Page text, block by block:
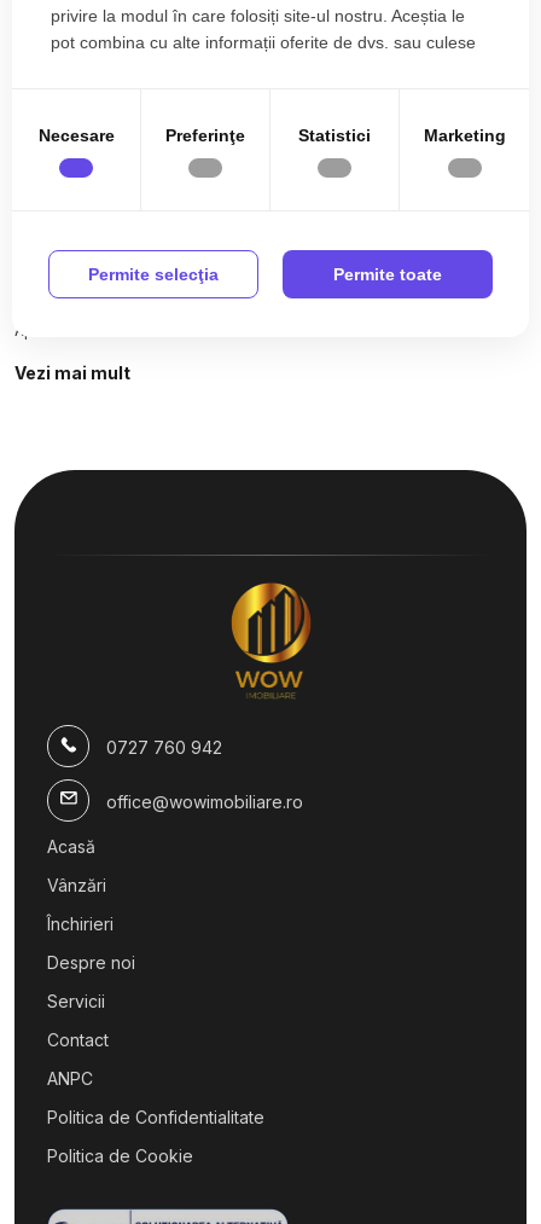
2200mp
Zone de top terenuri de vanzare
Apartamente de vanzare
Apartamente de vanzare in Sibiu
Apartamente de vanzare in Sibiu Selimbar
Case de vanzare
Case de vanzare in Sibiu
Case de vanzare in Sibiu Tineretului
Case de vanzare in Sibiu Calea Cisnadiei - Arhitectilor
Terenuri de vanzare in Sibiu
Terenuri de vanzare in Sibiu Lazaret
Spatii comerciale de vanzare
Vezi mai mult
0727 760 942
office@wowimobiliare.ro
Acasă
Vânzări
Închirieri
Despre noi
Servicii
Contact
ANPC
Politica de Confidentialitate
Politica de Cookie
privire la modul în care folosiți site-ul nostru. Aceștia le
pot combina cu alte informații oferite de dvs. sau culese
Necesare Preferinţe Statistici Marketing
Permite selecţia Permite toate